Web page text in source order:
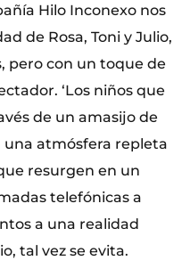
Hilo Inconexo nos
de Rosa, Toni y Julio,
pero con un toque de
‘Los niños que
de un amasijo de
una atmósfera repleta
resurgen en un
telefónicas a
a una realidad
tal vez se evita.